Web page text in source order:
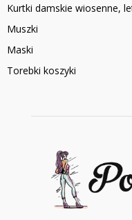
Kurtki damskie wiosenne,
Muszki
Maski
Torebki koszyki